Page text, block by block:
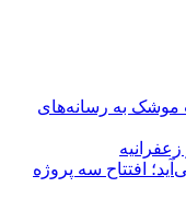
موشک به رسانه‌های
افتتاح سه پروژه